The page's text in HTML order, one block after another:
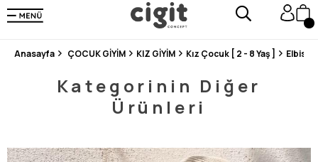
250.000'DEN FAZLA DEĞERLENDİRMEDE 5 ÜZERİNDEN 4.8 PUAN ALDI ⭐⭐⭐⭐⭐
3 MİLYONDAN FAZLA MUTLU MÜŞTERİ ❤️ 10 MİLYON ÜRÜN
Anasayfa ÇOCUK GİYİM KIZ GİYİM Kız Çocuk [ 2 - 8 Yaş ] Elbise
Kategorinin Diğer
Ürünleri